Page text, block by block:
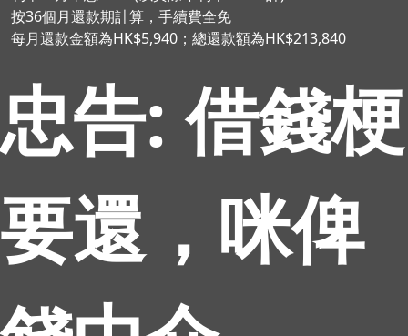
按36個月還款期計算，手續費全免
每月還款金額為HK$5,940；總還款額為HK$213,840
忠告: 借錢梗
要還，咪俾